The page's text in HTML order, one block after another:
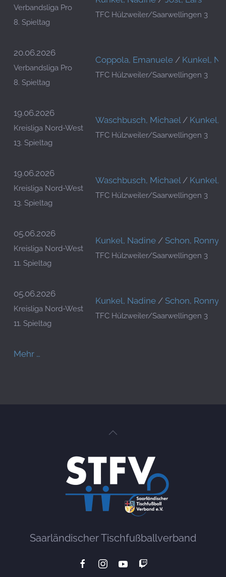
Verbandsliga Pro
8. Spieltag
TFC Hülzweiler/Saarwellingen 3
20.06.2026
Verbandsliga Pro
8. Spieltag
Coppola, Emanuele / Kunkel,
TFC Hülzweiler/Saarwellingen 3
19.06.2026
Kreisliga Nord-West
13. Spieltag
Waschbusch, Michael/ Kunkel,
TFC Hülzweiler/Saarwellingen 3
19.06.2026
Kreisliga Nord-West
13. Spieltag
Waschbusch, Michael/ Kunkel,
TFC Hülzweiler/Saarwellingen 3
05.06.2026
Kreisliga Nord-West
11. Spieltag
Kunkel, Nadine / Schon, Ronny
TFC Hülzweiler/Saarwellingen 3
05.06.2026
Kreisliga Nord-West
11. Spieltag
Kunkel, Nadine / Schon, Ronny
TFC Hülzweiler/Saarwellingen 3
Mehr …
Saarländischer Tischfußballverband